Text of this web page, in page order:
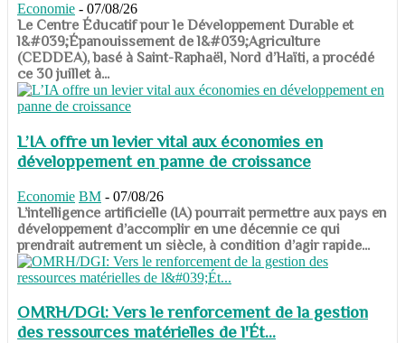
Economie - 07/08/26
​​​​​​​Le Centre Éducatif pour le Développement Durable et
l&#039;Épanouissement de l&#039;Agriculture
(CEDDEA), basé à Saint-Raphaël, Nord d’Haïti, a procédé
ce 30 juillet à...
L’IA offre un levier vital aux économies en
développement en panne de croissance
Economie BM - 07/08/26
​​​​​​​L’intelligence artificielle (IA) pourrait permettre aux pays en
développement d’accomplir en une décennie ce qui
prendrait autrement un siècle, à condition d’agir rapide...
OMRH/DGI: Vers le renforcement de la gestion
des ressources matérielles de l'Ét...